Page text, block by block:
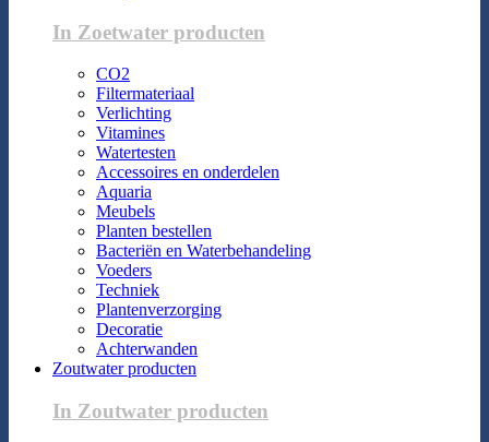
In Zoetwater producten
CO2
Filtermateriaal
Verlichting
Vitamines
Watertesten
Accessoires en onderdelen
Aquaria
Meubels
Planten bestellen
Bacteriën en Waterbehandeling
Voeders
Techniek
Plantenverzorging
Decoratie
Achterwanden
Zoutwater producten
In Zoutwater producten